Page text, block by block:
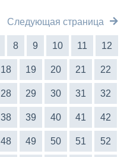
Следующая страница
8 9 10 11 12
18 19 20 21 22
28 29 30 31 32
38 39 40 41 42
48 49 50 51 52